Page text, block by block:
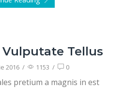
Tellus
2016 / 1153 / 0
pretium a magnis in est